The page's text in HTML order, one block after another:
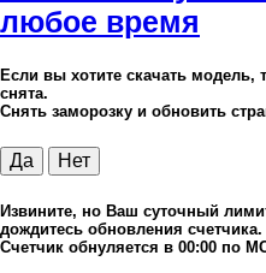
любое время
Если вы хотите скачать модель,
снята.
Снять заморозку и обновить
Да Нет
Извините, но Ваш суточный
дождитесь обновления счетчика.
Счетчик обнуляется в 00:00 по